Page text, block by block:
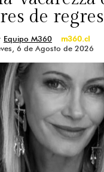
de
Equipo M360
m360.cl
6 de Agosto de 2026